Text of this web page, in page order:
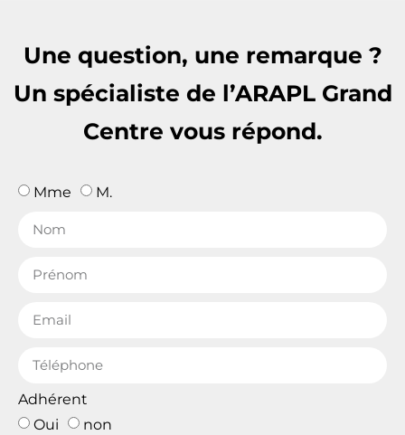
Une question, une remarque ?
Un spécialiste de l’ARAPL Grand
Centre vous répond.
Mme M.
Adhérent
Oui
non